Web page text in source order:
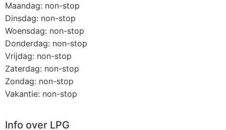
Maandag: non-stop
Dinsdag: non-stop
Woensdag: non-stop
Donderdag: non-stop
Vrijdag: non-stop
Zaterdag: non-stop
Zondag: non-stop
Vakantie: non-stop
Info over LPG